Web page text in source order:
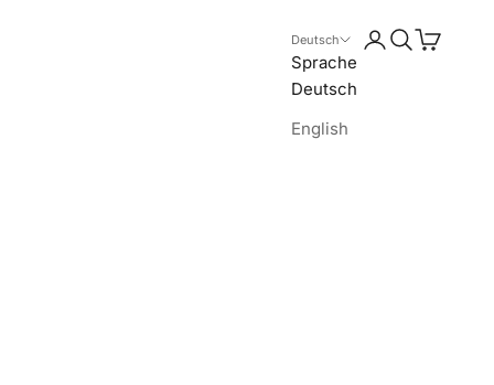
Deutsch
Sprache
Deutsch
English
Anmelden
SuchenWarenkorb